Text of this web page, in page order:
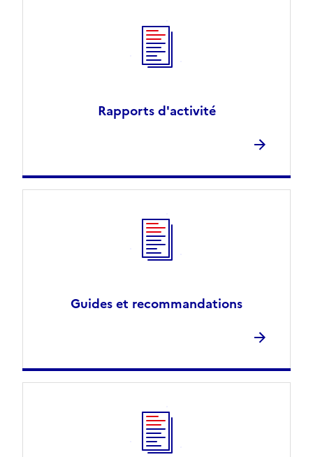
Rapports d'activité
Guides et recommandations